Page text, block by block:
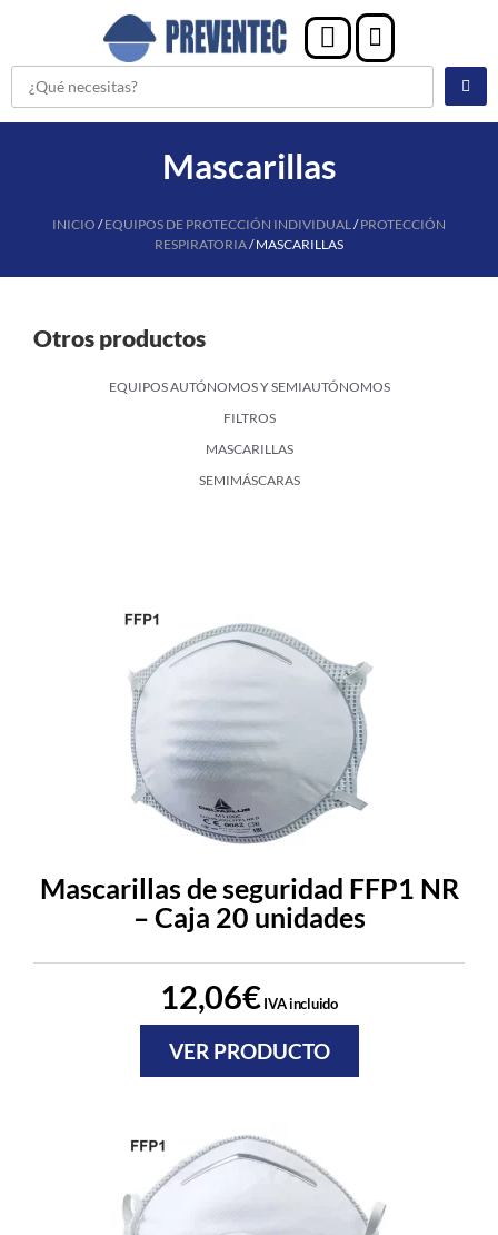
Mascarillas
INICIO /EQUIPOS DE PROTECCIÓN INDIVIDUAL /PROTECCIÓN
RESPIRATORIA/ MASCARILLAS
Otros productos
EQUIPOS AUTÓNOMOS Y SEMIAUTÓNOMOS
FILTROS
MASCARILLAS
SEMIMÁSCARAS
Mascarillas de seguridad FFP1 NR
– Caja 20 unidades
12,06€IVA incluido
VER PRODUCTO